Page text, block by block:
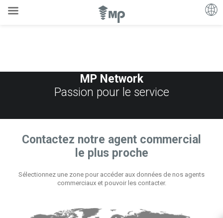
MP Network
Passion pour le service
Contactez notre agent commercial
le plus proche
Sélectionnez une zone pour accéder aux données de nos agents
commerciaux et pouvoir les contacter.